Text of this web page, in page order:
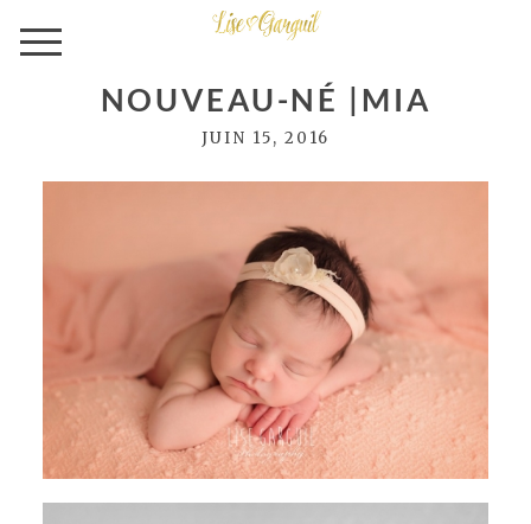
NOUVEAU-NÉ |MIA
JUIN 15, 2016